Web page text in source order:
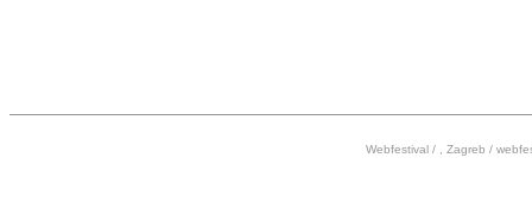
18:00
Webfestival / , Zagreb /